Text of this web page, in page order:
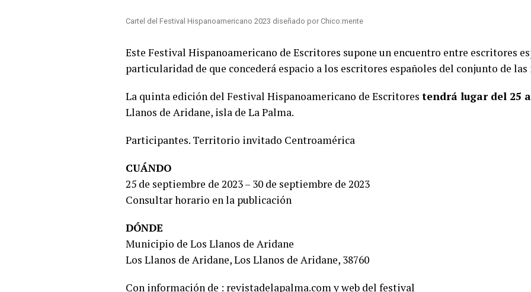
Cartel del Festival Hispanoamericano 2023 diseñado por Chico:mente
Este Festival Hispanoamericano de Escritores supone un encuentro entre escritores
particularidad de que concederá espacio a los escritores españoles del conjunto de
La quinta edición del Festival Hispanoamericano de Escritores tendrá lugar del 25
Llanos de Aridane, isla de La Palma.
Participantes. Territorio invitado Centroamérica
CUÁNDO
25 de septiembre de 2023 – 30 de septiembre de 2023
Consultar horario en la publicación
DÓNDE
Municipio de Los Llanos de Aridane
Los Llanos de Aridane, Los Llanos de Aridane, 38760
Con información de : revistadelapalma.com y web del festival